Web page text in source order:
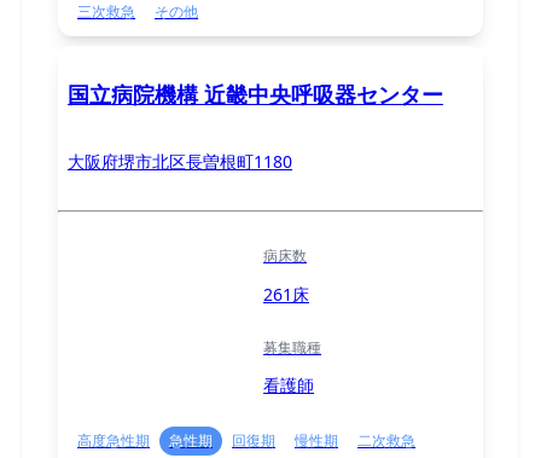
三次救急
その他
国立病院機構 近畿中央呼吸器センター
大阪府堺市北区長曽根町1180
病床数
261床
募集職種
看護師
高度急性期 急性期 回復期 慢性期
二次救急